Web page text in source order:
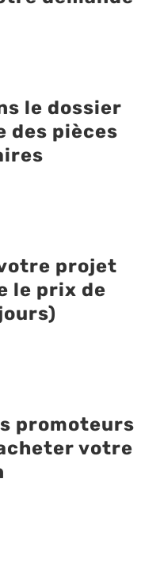
le dossier
des pièces
projet
le prix de
promoteurs
votre